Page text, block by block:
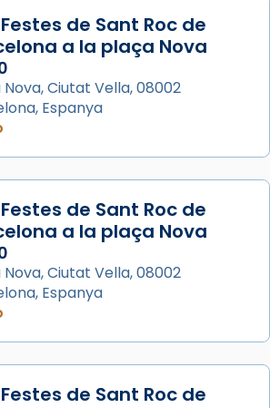
gràcies en agraïment al
de la visita apostòlica
XIV a Barcelona, i als
a la Catedral de Barcelona.
Barcelona, el cardenal Joan
Share
santes Juliana i
de Sant Roc de
a la plaça Nova
Nova, Ciutat Vella, 08002
Espanya
de Sant Roc de
a la plaça Nova
Nova, Ciutat Vella, 08002
Espanya
de Sant Roc de